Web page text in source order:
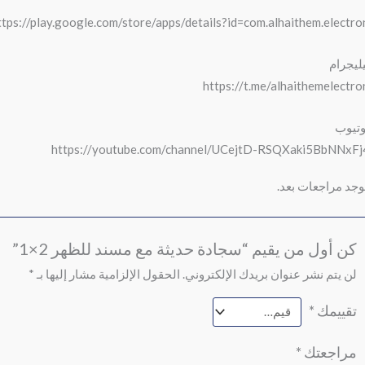
play.google.com/store/apps/
https://t.me/
https://youtube.com/channel/UCejtD-
مراجعات بعد.
كن أول من يقيم “سجادة حديثة مع مسند للظهر 2×1”
لن يتم نشر عنوان بريدك الإلكتروني. الحقول الإلزامية مشار إليها بـ *
تقييمك *
مراجعتك *